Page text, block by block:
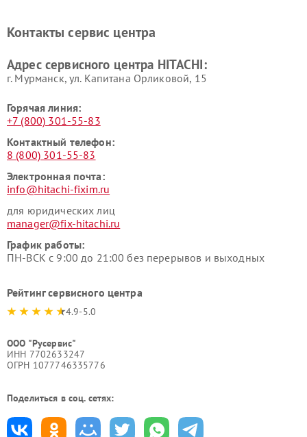
данных HITACHI
HITACHI
HITACHI
HITACHI
Контакты сервис центра
Адрес сервисного центра HITACHI:
г. Мурманск, ул. Капитана Орликовой, 15
Горячая линия:
+7 (800) 301-55-83
Контактный телефон:
8 (800) 301-55-83
Электронная почта:
info@hitachi-fixim.ru
для юридических лиц
manager@fix-hitachi.ru
График работы:
ПН-ВСК с 9:00 до 21:00 без перерывов и выходных
Рейтинг сервисного центра
4.9-5.0
ООО "Русервис"
ИНН 7702633247
ОГРН 1077746335776
Поделиться в соц. сетях: